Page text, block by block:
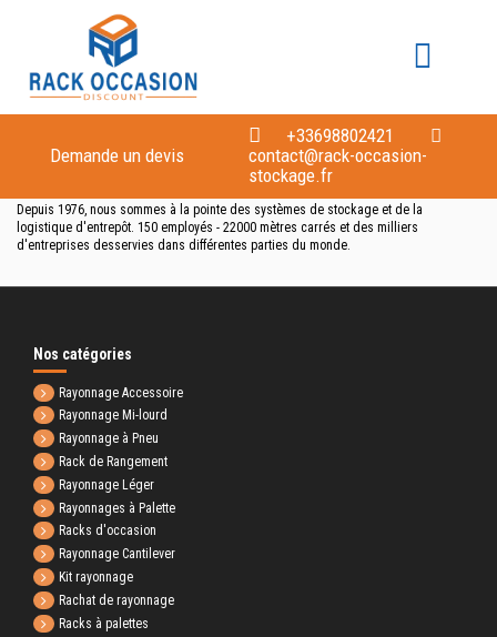
Demande un devis
+33698802421
contact@rack-occasion-
stockage.fr
Marques
Liste des produits de la marque
MODULBLOK
Depuis 1976, nous sommes à la pointe des systèmes de stockage et de la
logistique d'entrepôt. 150 employés - 22000 mètres carrés et des milliers
d'entreprises desservies dans différentes parties du monde.
Nos catégories
Rayonnage Accessoire
Rayonnage Mi-lourd
Rayonnage à Pneu
Rack de Rangement
Rayonnage Léger
Rayonnages à Palette
Racks d'occasion
Rayonnage Cantilever
Kit rayonnage
Rachat de rayonnage
Racks à palettes